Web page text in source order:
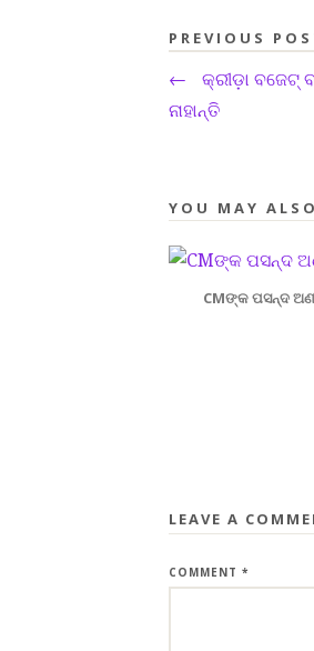
PREVIOUS
←
କ୍ରୀଡ଼ା ବଜେଟ୍
ନାହାନ୍ତି
YOU MAY
CMଙ୍କ ପସନ୍ଦ
LEAVE A
COMMENT *